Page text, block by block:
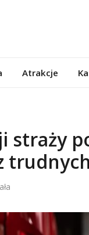
Atrakcje
straży